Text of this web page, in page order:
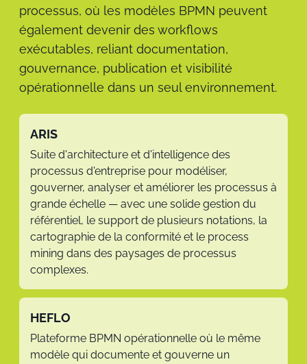
processus, où les modèles BPMN peuvent
également devenir des workflows
exécutables, reliant documentation,
gouvernance, publication et visibilité
opérationnelle dans un seul environnement.
ARIS
Suite d'architecture et d'intelligence des
processus d'entreprise pour modéliser,
gouverner, analyser et améliorer les processus à
grande échelle — avec une solide gestion du
référentiel, le support de plusieurs notations, la
cartographie de la conformité et le process
mining dans des paysages de processus
complexes.
HEFLO
Plateforme BPMN opérationnelle où le même
modèle qui documente et gouverne un